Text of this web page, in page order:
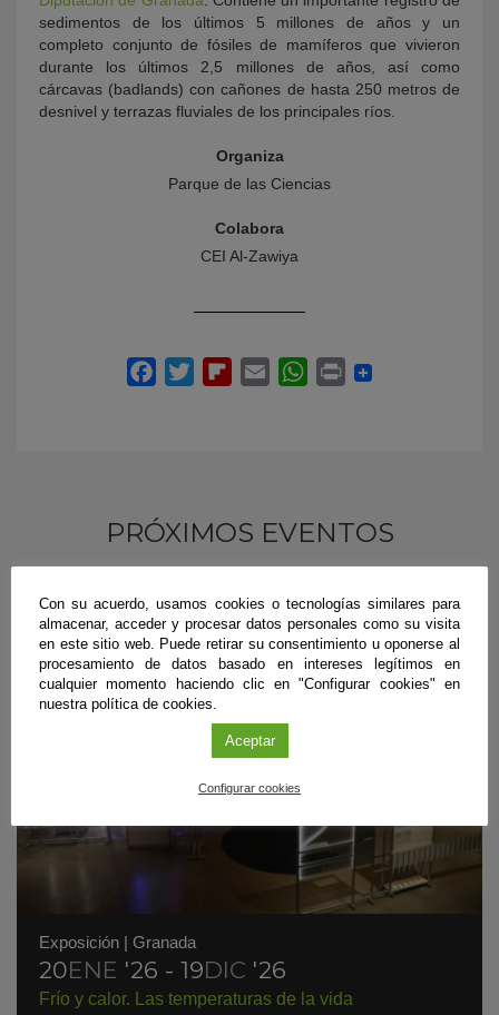
sedimentos de los últimos 5 millones de años y un
completo conjunto de fósiles de mamíferos que vivieron
durante los últimos 2,5 millones de años, así como
cárcavas (badlands) con cañones de hasta 250 metros de
desnivel y terrazas fluviales de los principales ríos.
Organiza
Parque de las Ciencias
Colabora
CEI Al-Zawiya
PRÓXIMOS EVENTOS
Exposición | Granada
20ENE '26 - 19DIC '26
Frío y calor. Las temperaturas de la vida
Con su acuerdo, usamos cookies o tecnologías similares para
almacenar, acceder y procesar datos personales como su visita
en este sitio web. Puede retirar su consentimiento u oponerse al
procesamiento de datos basado en intereses legítimos en
cualquier momento haciendo clic en "Configurar cookies" en
nuestra política de cookies.
Aceptar
Configurar cookies